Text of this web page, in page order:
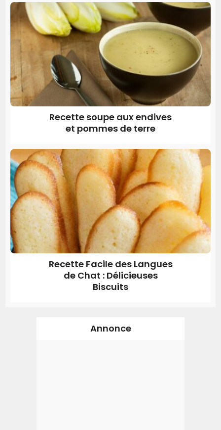
Recette soupe aux endives
et pommes de terre
Recette Facile des Langues
de Chat : Délicieuses
Biscuits
Annonce